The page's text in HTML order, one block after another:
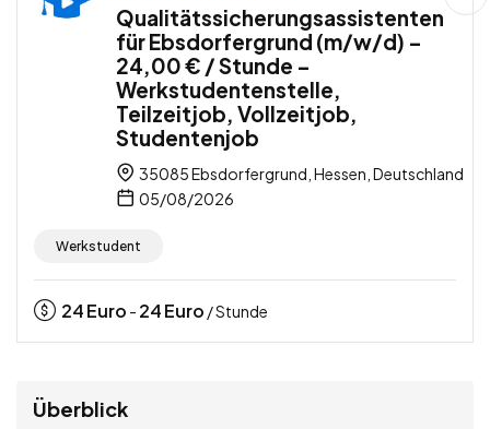
Qualitätssicherungsassistenten
für Ebsdorfergrund (m/w/d) –
24,00 € / Stunde –
Werkstudentenstelle,
Teilzeitjob, Vollzeitjob,
Studentenjob
35085 Ebsdorfergrund, Hessen, Deutschland
05/08/2026
Werkstudent
24Euro - 24Euro / Stunde
Überblick